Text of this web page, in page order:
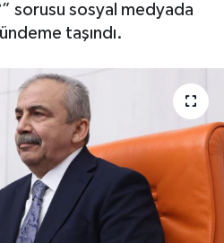
sorusu sosyal medyada
taşındı.